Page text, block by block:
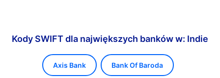
Kody SWIFT dla największych banków w: Indie
Axis Bank Bank Of Baroda